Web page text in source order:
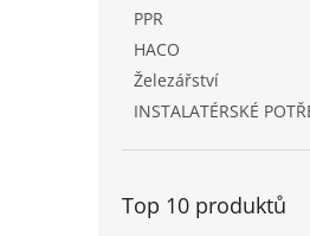
PPR
HACO
Železářství
INSTALATÉRSKÉ
Top 10 produktů